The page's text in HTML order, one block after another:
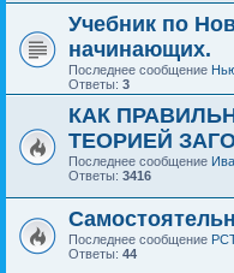
Учебник по
начинающих.
Последнее сообщение
Ответы: 3
КАК
ТЕОРИЕЙ
Последнее сообщение
Ответы: 3416
Последнее сообщение
Ответы: 44